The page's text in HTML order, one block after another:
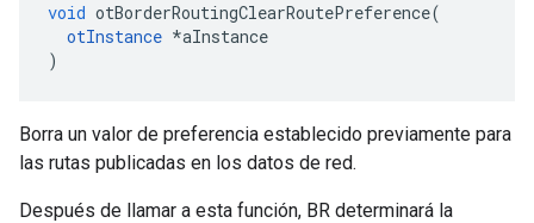
void otBorderRoutingClearRoutePreference(
otInstance *aInstance
)
Borra un valor de preferencia establecido previamente para
las rutas publicadas en los datos de red.
Después de llamar a esta función, BR determinará la